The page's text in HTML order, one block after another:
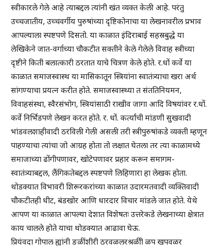
स्वीकारले गेले आहे त्याबद्दल त्यांनी खंत व्यक्त केली आहे. परंतु
उच्चजातीय, उच्चवर्गीय पुरुषांच्या दृष्टिकोनाचा या लेखनावरील प्रभाव
आपल्याला स्पष्टपणे दिसतो. या काळात इंदिराबाई सहस्रबुद्धे या
लेखिकेने जात-वर्गाच्या चौकटीत सक्तीने केले गेलेले विवाह स्त्रीच्या
दृष्टीने किती बलात्कारी ठरतात याचे चित्रण केले होते. र.धों कर्वे या
काळात समाजस्वास्थ या मासिकातून स्त्रियांना स्वातंत्र्याचा खरा अर्थ
सांगण्याचा प्रयत्न करीत होते. समाजस्वास्थ्या त संततिनियमन,
विवाहसंस्था, स्वैरसंभोग, स्त्रियांसाठी राखीव जागा आदि विषयांवर र.धों.
कर्वे निर्भिडपणे लेखन करत होते. र. धों. कर्त्यांची मांडणी सुखवादी
भांडवलशाहीवादी ठरविली गेली असली तरी स्त्रीपुरुषांकडे व्यक्ती म्हणून
पाहण्याचा त्यांचा जो आग्रह होता तो लक्षात घेतला तर त्या काळामध्ये
समाजाच्या ढोंगीपणावर, खोटेपणावर प्रहार करून समागम-
स्वातंत्र्याबद्दल, लैंगिकतेबद्दल स्पष्टपणे लिहिणारा हा लेखक होता.
थोडक्यात विभावरी शिरूरकरांच्या काळात उदारमतवादी व्यक्तिवादी
चौकटीतही धीट, बंडखोर आणि धारदार विचार मांडले जात होते. येथे
आपण या काळात आपल्या देशात विशेषतः उत्तरेकडे लेखनाच्या क्षेत्रात
काय चालले होते याचा थोडक्यात आढावा घेऊ.
प्रियंवदा गोपाल ह्यांनी ङळींशीरी ठरवळलरश्रळीी ळप खपवळर